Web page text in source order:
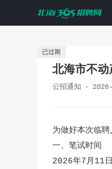
已过期
北海市不
公招通知
为做好本次临
一、 笔试时间
2026年7月11